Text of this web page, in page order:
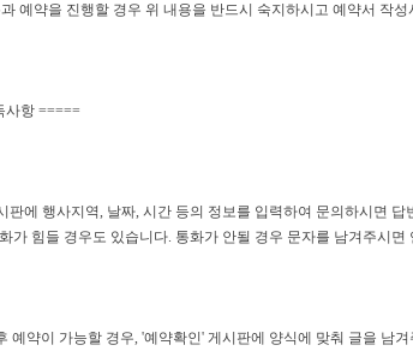
예약을 진행할 경우 위 내용을 반드시 숙지하시고 예약서 작
사항 =====
판에 행사지역, 날짜, 시간 등의 정보를 입력하여 문의하시면 답
가 힘들 경우도 있습니다. 통화가 안될 경우 문자를 남겨주시면
예약이 가능할 경우, '예약확인' 게시판에 양식에 맞춰 글을 남